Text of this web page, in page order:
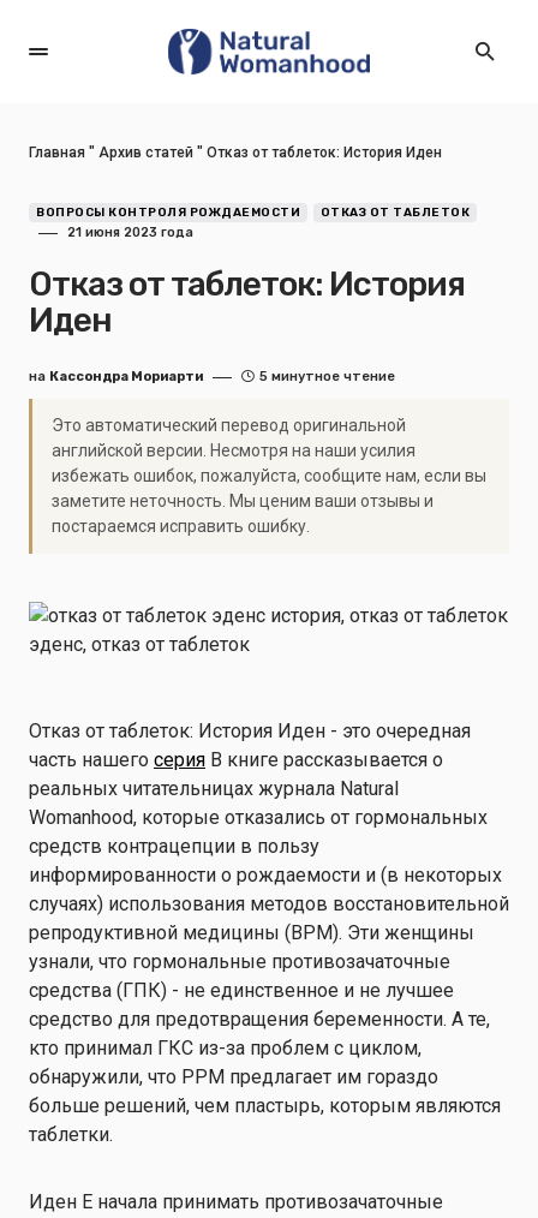
Главная " Архив статей " Отказ от таблеток: История Иден
ВОПРОСЫ КОНТРОЛЯ РОЖДАЕМОСТИ ОТКАЗ ОТ ТАБЛЕТОК
21 июня 2023 года
Отказ от таблеток: История
Иден
на Кассондра Мориарти 5 минутное чтение
Это автоматический перевод оригинальной
английской версии. Несмотря на наши усилия
избежать ошибок, пожалуйста, сообщите нам, если вы
заметите неточность. Мы ценим ваши отзывы и
постараемся исправить ошибку.
Отказ от таблеток: История Иден - это очередная
часть нашего серия В книге рассказывается о
реальных читательницах журнала Natural
Womanhood, которые отказались от гормональных
средств контрацепции в пользу
информированности о рождаемости и (в некоторых
случаях) использования методов восстановительной
репродуктивной медицины (ВРМ). Эти женщины
узнали, что гормональные противозачаточные
средства (ГПК) - не единственное и не лучшее
средство для предотвращения беременности. А те,
кто принимал ГКС из-за проблем с циклом,
обнаружили, что РРМ предлагает им гораздо
больше решений, чем пластырь, которым являются
таблетки.
Иден Е начала принимать противозачаточные